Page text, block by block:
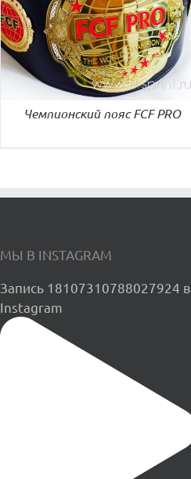
ДЕТАЛИ
Чемпионский пояс FCF PRO
МЫ В INSTAGRAM
Запись 18107310788027924 в
Instagram